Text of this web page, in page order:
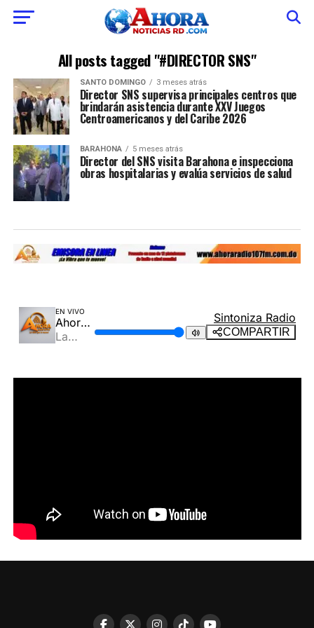
All posts tagged "#DIRECTOR SNS"
SANTO DOMINGO 3 meses atrás
Director SNS supervisa principales centros que
brindarán asistencia durante XXV Juegos
Centroamericanos y del Caribe 2026
BARAHONA 5 meses atrás
Director del SNS visita Barahona e inspecciona
obras hospitalarias y evalúa servicios de salud